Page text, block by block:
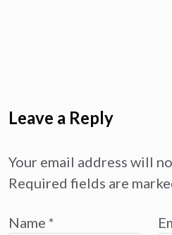
Leave a Reply
Your email address will
Required fields are
Name *